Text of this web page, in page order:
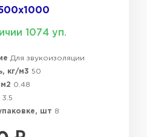
1074 уп.
Для звукоизоляции
кг/м3 50
0.48
3.5
шт 8